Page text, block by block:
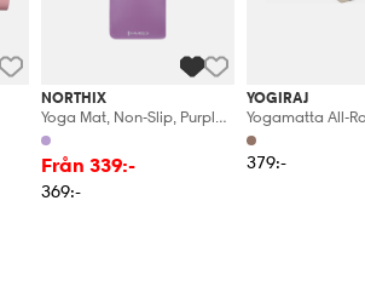
NORTHIX
Yoga Mat, Non-Slip, Purple,
10 Mm Thickness
Från 339:-
369:-
YOGIRAJ
Yogamatta All-
Mat 4 Mm
379:-